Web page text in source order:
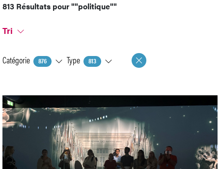
813 Résultats pour""politique""
Tri
Catégorie 876 Type 813